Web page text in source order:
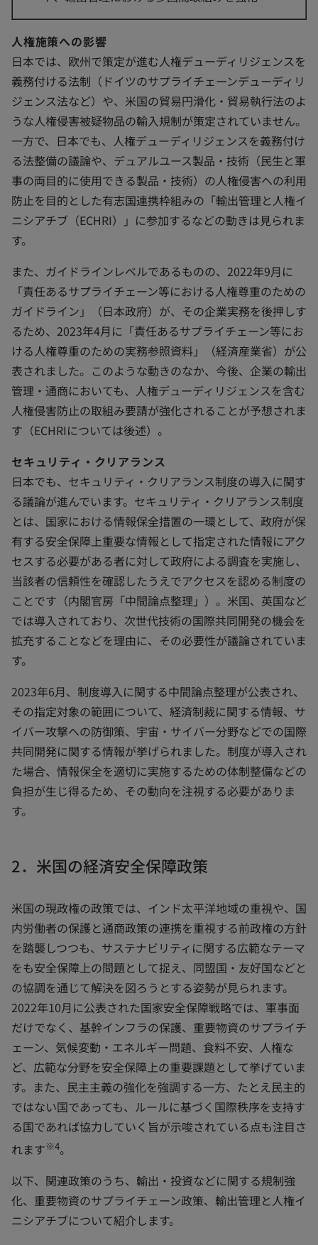
人権施策への影響
日本では、欧州で策定が進む人権デューディリジェンスを
義務付ける法制（ドイツのサプライチェーンデューディリ
ジェンス法など）や、米国の貿易円滑化・貿易執行法のよ
うな人権侵害被疑物品の輸入規制が策定されていません。
一方で、日本でも、人権デューディリジェンスを義務付け
る法整備の議論や、デュアルユース製品・技術（民生と軍
事の両目的に使用できる製品・技術）の人権侵害への利用
防止を目的とした有志国連携枠組みの「輸出管理と人権イ
ニシアチブ（ECHRI）」に参加するなどの動きは見られま
す。
また、ガイドラインレベルであるものの、2022年9月に
「責任あるサプライチェーン等における人権尊重のための
ガイドライン」（日本政府）が、その企業実務を後押しす
るため、2023年4月に「責任あるサプライチェーン等にお
ける人権尊重のための実務参照資料」（経済産業省）が公
表されました。このような動きのなか、今後、企業の輸出
管理・通商においても、人権デューディリジェンスを含む
人権侵害防止の取組み要請が強化されることが予想されま
す（ECHRIについては後述）。
セキュリティ・クリアランス
日本でも、セキュリティ・クリアランス制度の導入に関す
る議論が進んでいます。セキュリティ・クリアランス制度
とは、国家における情報保全措置の一環として、政府が保
有する安全保障上重要な情報として指定された情報にアク
セスする必要がある者に対して政府による調査を実施し、
当該者の信頼性を確認したうえでアクセスを認める制度の
ことです（内閣官房「中間論点整理」）。米国、英国など
では導入されており、次世代技術の国際共同開発の機会を
拡充することなどを理由に、その必要性が議論されていま
す。
2023年6月、制度導入に関する中間論点整理が公表され、
その指定対象の範囲について、経済制裁に関する情報、サ
イバー攻撃への防御策、宇宙・サイバー分野などでの国際
共同開発に関する情報が挙げられました。制度が導入され
た場合、情報保全を適切に実施するための体制整備などの
負担が生じ得るため、その動向を注視する必要がありま
す。
2．米国の経済安全保障政策
米国の現政権の政策では、インド太平洋地域の重視や、国
内労働者の保護と通商政策の連携を重視する前政権の方針
を踏襲しつつも、サステナビリティに関する広範なテーマ
をも安全保障上の問題として捉え、同盟国・友好国などと
の協調を通じて解決を図ろうとする姿勢が見られます。
2022年10月に公表された国家安全保障戦略では、軍事面
だけでなく、基幹インフラの保護、重要物資のサプライチ
ェーン、気候変動・エネルギー問題、食料不安、人権な
ど、広範な分野を安全保障上の重要課題として挙げていま
す。また、民主主義の強化を強調する一方、たとえ民主的
ではない国であっても、ルールに基づく国際秩序を支持す
る国であれば協力していく旨が示唆されている点も注目さ
れます※4。
以下、関連政策のうち、輸出・投資などに関する規制強
化、重要物資のサプライチェーン政策、輸出管理と人権イ
ニシアチブについて紹介します。